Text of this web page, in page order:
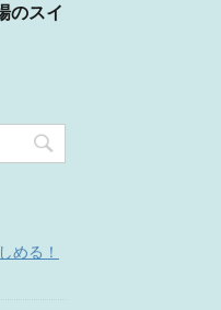
のスイ
める！